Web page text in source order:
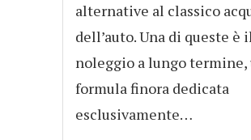
alternative al classico
dell’auto. Una di queste è
noleggio a lungo termine,
formula finora dedicata
esclusivamente…